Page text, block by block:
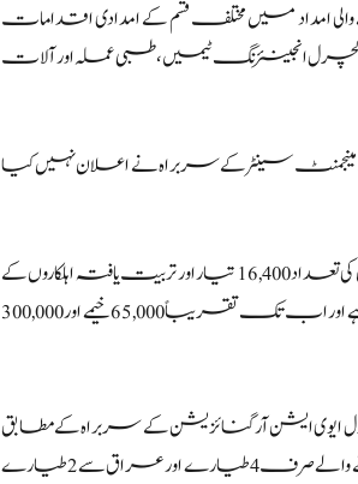
امداد میں مختلف قسم کے امدادی اقدامات
انجینئرنگ ٹیمیں، طبی عملہ اور آلات
سینٹر کے سربراہ نے اعلان نہیں کیا
انہوں نے ترکی میں زلزلہ زدگان کی امداد کے لیے بیرون ملک سے بھیجے گئے فوجیوں کی تعداد 16,400 تیار اور تربیت یافتہ اہلکاروں کے
طور پر بتائی اور کہا کہ زلزلہ متاثرین کے لیے پناہ گاہوں کی فراہمی کو ترجیح دی گئی ہے اور اب تک تقریباً 65,000 خیمے اور 300,000
کی سول ایوی ایشن آرگنائزیشن کے سربراہ کے مطابق
ایران، متحدہ عرب امارات، روس اور بھارت سے انسانی امداد لے جانے والے صرف 4 طیارے اور عراق سے 2 طیارے